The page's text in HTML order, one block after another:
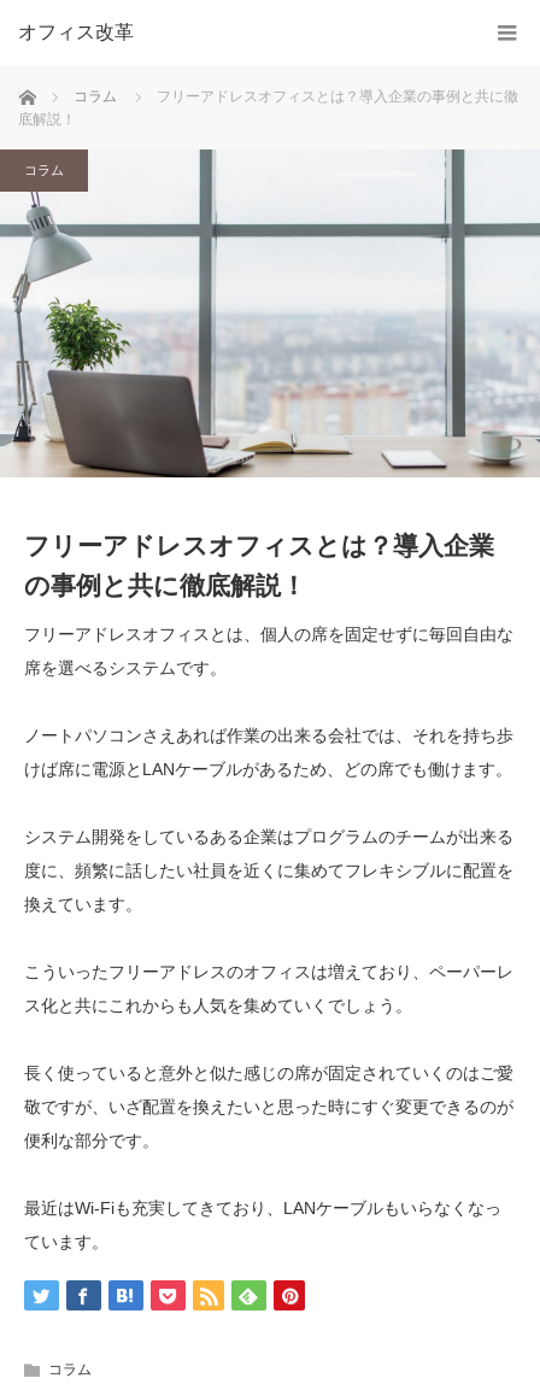
オフィス改革
ホーム コラム
フリーアドレスオフィスとは？導入企業の事例と共に徹
底解説！
コラム
フリーアドレスオフィスとは？導入企業
の事例と共に徹底解説！
フリーアドレスオフィスとは、個人の席を固定せずに毎回自由な
席を選べるシステムです。
ノートパソコンさえあれば作業の出来る会社では、それを持ち歩
けば席に電源とLANケーブルがあるため、どの席でも働けます。
システム開発をしているある企業はプログラムのチームが出来る
度に、頻繁に話したい社員を近くに集めてフレキシブルに配置を
換えています。
こういったフリーアドレスのオフィスは増えており、ペーパーレ
ス化と共にこれからも人気を集めていくでしょう。
長く使っていると意外と似た感じの席が固定されていくのはご愛
敬ですが、いざ配置を換えたいと思った時にすぐ変更できるのが
便利な部分です。
最近はWi-Fiも充実してきており、LANケーブルもいらなくなっ
ています。
コラム